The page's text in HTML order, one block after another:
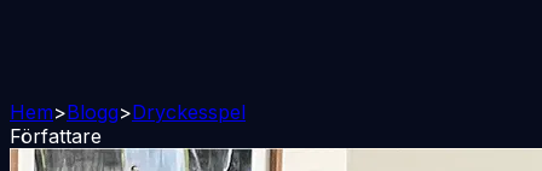
Hem>Blogg>Dryckesspel
Författare